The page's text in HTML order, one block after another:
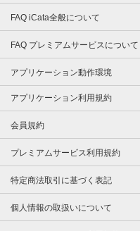
FAQ iCata全般について
FAQ プレミアムサービスについて
アプリケーション動作環境
アプリケーション利用規約
会員規約
プレミアムサービス利用規約
特定商法取引に基づく表記
個人情報の取扱いについて